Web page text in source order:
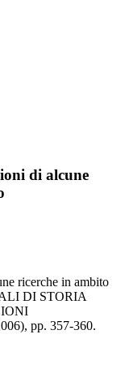
di alcune
ricerche in ambito
DI STORIA
pp. 357-360.